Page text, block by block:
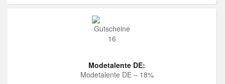
Modetalente DE:
Modetalente DE – 18%